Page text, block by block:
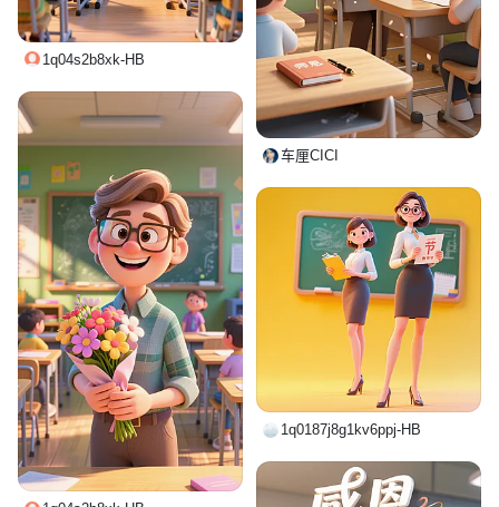
1q04s2b8xk-HB
车厘CICI
1q0187j8g1kv6ppj-HB